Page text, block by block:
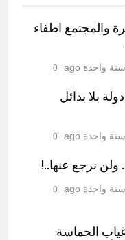
والمجتمع اطفاء
سنة واحدة ago 0
بلا بدائل
سنة واحدة ago 0
ولن نرجع عنها..!
سنة واحدة ago 0
الحماسة